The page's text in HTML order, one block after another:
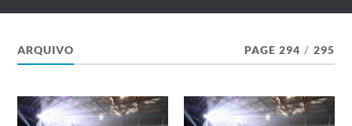
ARQUIVO PAGE 294 / 295